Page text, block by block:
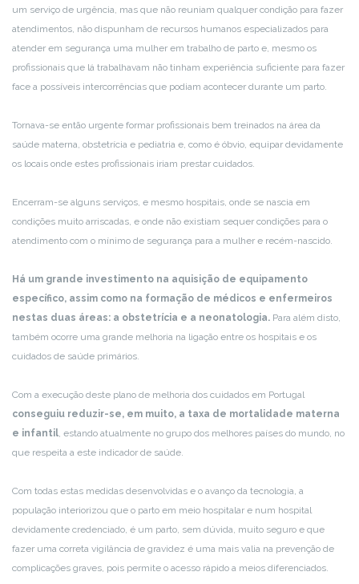
um serviço de urgência, mas que não reuniam qualquer condição para fazer
atendimentos, não dispunham de recursos humanos especializados para
atender em segurança uma mulher em trabalho de parto e, mesmo os
profissionais que lá trabalhavam não tinham experiência suficiente para fazer
face a possíveis intercorrências que podiam acontecer durante um parto.
Tornava-se então urgente formar profissionais bem treinados na área da
saúde materna, obstetrícia e pediatria e, como é óbvio, equipar devidamente
os locais onde estes profissionais iriam prestar cuidados.
Encerram-se alguns serviços, e mesmo hospitais, onde se nascia em
condições muito arriscadas, e onde não existiam sequer condições para o
atendimento com o mínimo de segurança para a mulher e recém-nascido.
Há um grande investimento na aquisição de equipamento
específico, assim como na formação de médicos e enfermeiros
nestas duas áreas: a obstetrícia e a neonatologia. Para além disto,
também ocorre uma grande melhoria na ligação entre os hospitais e os
cuidados de saúde primários.
Com a execução deste plano de melhoria dos cuidados em Portugal
conseguiu reduzir-se, em muito, a taxa de mortalidade materna
e infantil, estando atualmente no grupo dos melhores países do mundo, no
que respeita a este indicador de saúde.
Com todas estas medidas desenvolvidas e o avanço da tecnologia, a
população interiorizou que o parto em meio hospitalar e num hospital
devidamente credenciado, é um parto, sem dúvida, muito seguro e que
fazer uma correta vigilância de gravidez é uma mais valia na prevenção de
complicações graves, pois permite o acesso rápido a meios diferenciados.